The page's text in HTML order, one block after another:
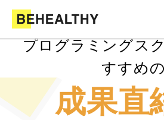
プログラミングス
すすめの
成果直